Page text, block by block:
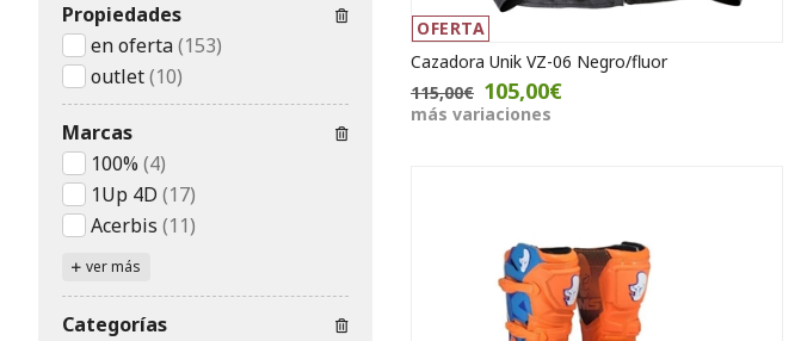
OFERTA
Cazadora Unik VZ-06 Negro/fluor
115,00€ 105,00€
más variaciones
Propiedades
en oferta(153)
outlet(10)
Marcas
100% (4)
1Up 4D (17)
Acerbis (11)
ver más
Categorías